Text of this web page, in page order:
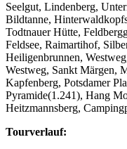
Seelgut, Lindenberg,
Bildtanne,
Todtnauer Hütte,
Feldsee, Raimartihof,
Heiligenbrunnen,
Westweg, Sankt Märgen,
Kapfenberg, Potsdamer
Pyramide(1.241), Hang
Heitzmannsberg,
Tourverlauf: